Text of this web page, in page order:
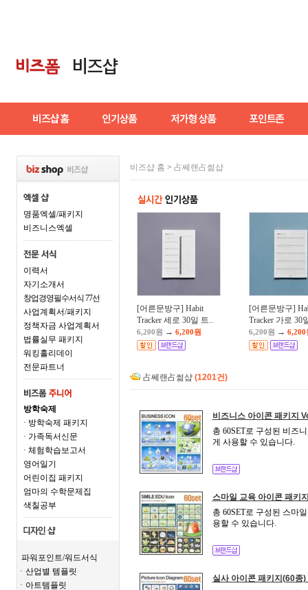
명품엑셀/패키지
비즈니스엑셀
이력서
자기소개서
창업경영필수서식 77선
사업계획서/패키지
정책자금 사업계획서
법률실무 패키지
워킹홀리데이
전문파트너
방학숙제
· 방학숙제 패키지
· 가족독서신문
· 체험학습보고서
영어일기
어린이집 패키지
엄마의 수학문제집
색칠공부
파워포인트/워드서식
ㆍ산업별 템플릿
ㆍ아트템플릿
비즈샵 홈 > 占쎄랜占썲샵
[어른문방구] Habit
Tracker 세로 30일 트..
6,200원 → 6,200원
[어른문방구]
Tracker 가로 30
6,200원 → 6,200
占쎄랜占썲샵 (1201건)
비즈니스 아이콘 패키지
총 60SET로 구성된 비즈
게 사용할 수 있습니다.
스마일 교육 아이콘 패키
총 60SET로 구성된 스마
용할 수 있습니다.
실사 아이콘 패키지(60종